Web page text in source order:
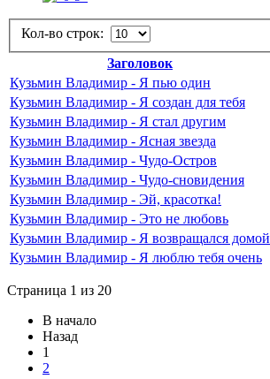
Кол-во строк:
Заголовок
Кузьмин Владимир - Я пью один
Кузьмин Владимир - Я создан для тебя
Кузьмин Владимир - Я стал другим
Кузьмин Владимир - Ясная звезда
Кузьмин Владимир - Чудо-Остров
Кузьмин Владимир - Чудо-сновидения
Кузьмин Владимир - Эй, красотка!
Кузьмин Владимир - Это не любовь
Кузьмин Владимир - Я возвращался домой
Кузьмин Владимир - Я люблю тебя очень
Страница 1 из 20
В начало
Назад
1
2